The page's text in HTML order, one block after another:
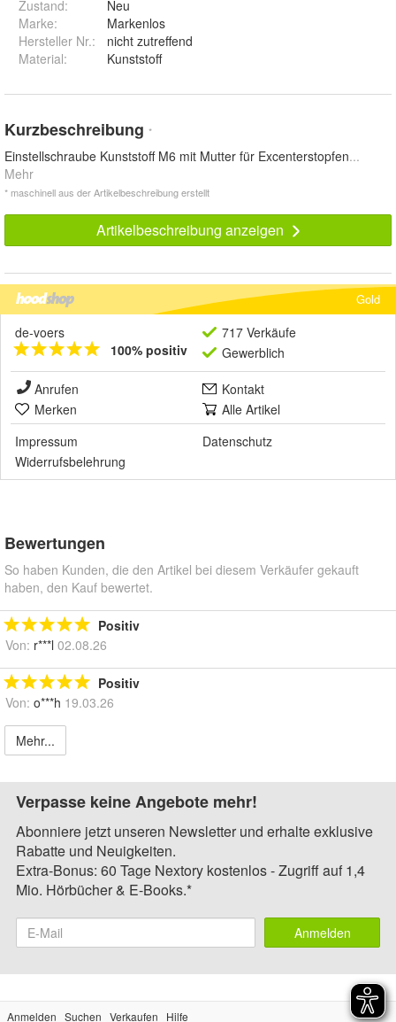
Zustand:
Neu
Marke:
Markenlos
Hersteller Nr.:
nicht zutreffend
Material: Kunststoff
Kurzbeschreibung *
Einstellschraube Kunststoff M6 mit Mutter für Excenterstopfen...
Mehr
* maschinell aus der Artikelbeschreibung erstellt
Artikelbeschreibung anzeigen
Gold
de-voers
100% positiv
717 Verkäufe
Gewerblich
Anrufen
Kontakt
Merken
Alle Artikel
Impressum
Datenschutz
Widerrufsbelehrung
Bewertungen
So haben Kunden, die den Artikel bei diesem Verkäufer gekauft
haben, den Kauf bewertet.
Positiv
Von: r***l 02.08.26
Positiv
Von: o***h 19.03.26
Mehr...
Verpasse keine Angebote mehr!
Abonniere jetzt unseren Newsletter und erhalte exklusive
Rabatte und Neuigkeiten.
Extra-Bonus: 60 Tage Nextory kostenlos - Zugriff auf 1,4
Mio. Hörbücher & E-Books.*
Anmelden
Anmelden Suchen Verkaufen Hilfe